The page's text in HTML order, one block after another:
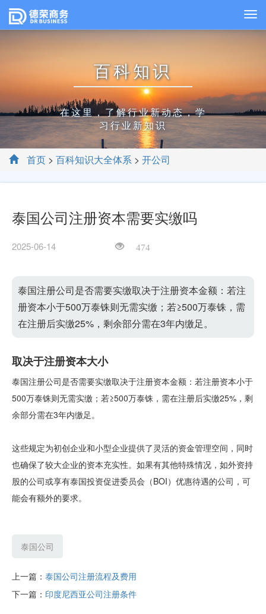
百科知识
在这里，了解行业新动态，学
习行业新知识
首页 > 百科知识大全体系 > 开公司
泰国公司注册资本需要实缴吗
2025-06-14 474
泰国注册公司是否需要实缴取决于注册资本金额‌：若注
册资本小于500万泰铢则无需实缴；若≥500万泰铢，需
在注册后实缴25%，剩余部分需在3年内缴足。‌‌‌‌
取决于注册资本大小
泰国注册公司是否需要实缴取决于注册资本金额‌：若注册资本小于
500万泰铢则无需实缴；若≥500万泰铢，需在注册后实缴25%，剩
余部分需在3年内缴足。‌‌‌‌
这些规定为初创企业和小型企业提供了灵活的资金管理空间，同时
也确保了较大企业的资本充实性。如果有其他特殊情况，如外资持
股的公司或享有泰国投资促进委员会（BOI）优惠待遇的公司，可
能会有额外的要求。
泰国公司
上一篇： 泰国公司注册流程及费用
下一篇： 印度尼西亚公司注册条件